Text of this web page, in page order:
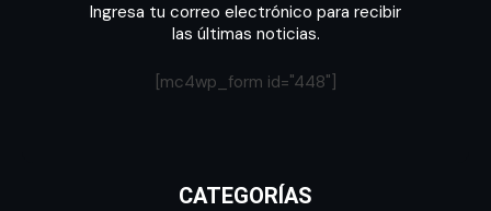
Ingresa tu correo electrónico para recibir
las últimas noticias.
[mc4wp_form id="448"]
CATEGORÍAS